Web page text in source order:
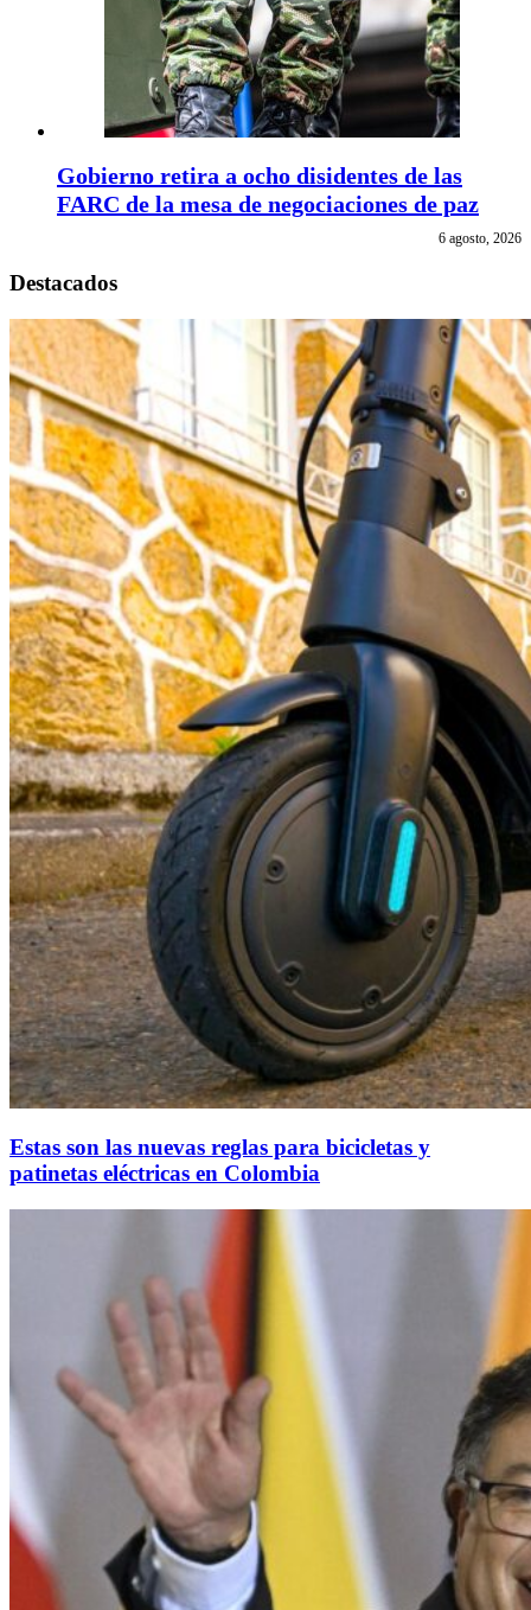
Gobierno retira a ocho disidentes de las
FARC de la mesa de negociaciones de paz
6 agosto, 2026
Destacados
Estas son las nuevas reglas para bicicletas y
patinetas eléctricas en Colombia